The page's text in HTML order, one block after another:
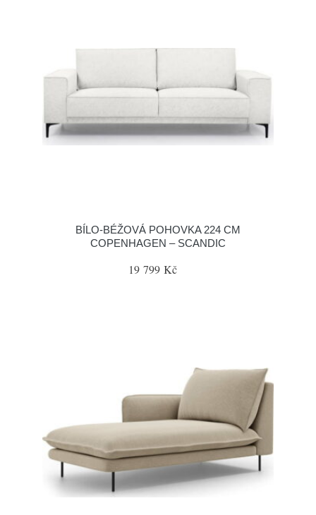
BÍLO-BÉŽOVÁ POHOVKA 224 CM
COPENHAGEN – SCANDIC
19 799 Kč